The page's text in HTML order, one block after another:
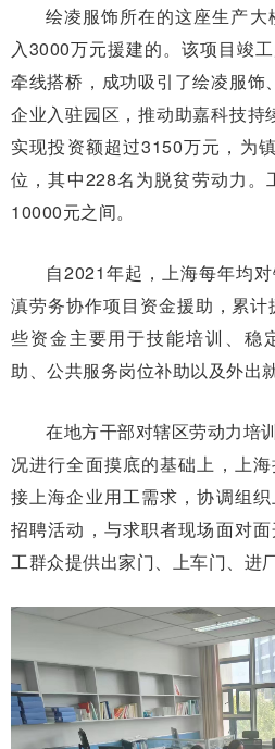
绘凌服饰所在的这座生产
入3000万元援建的。该项目竣
牵线搭桥，成功吸引了绘凌服饰
企业入驻园区，推动助嘉科技持
实现投资额超过3150万元，为
位，其中228名为脱贫劳动力。
10000元之间。
自2021年起，上海每年均
滇劳务协作项目资金援助，累
些资金主要用于技能培训、稳
助、公共服务岗位补助以及外出
在地方干部对辖区劳动力培
况进行全面摸底的基础上，上
接上海企业用工需求，协调组
招聘活动，与求职者现场面对
工群众提供出家门、上车门、进厂